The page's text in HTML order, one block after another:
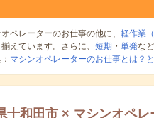
ペレーターのお仕事の他に、 軽作業
えています。さらに、 短期 ・ 単発な
マシンオペレーターのお仕事とは？
十和田市 × マシンオペレ